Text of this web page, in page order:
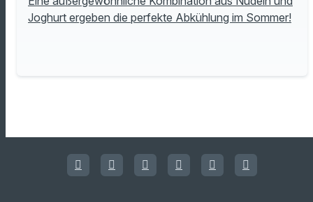
Joghurt ergeben die perfekte Abkühlung im Sommer!